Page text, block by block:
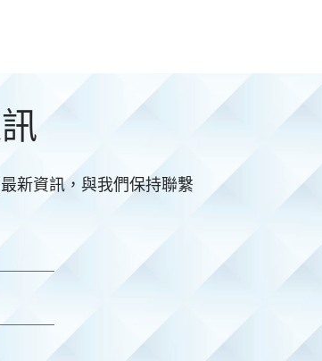
新資訊，與我們保持聯繫